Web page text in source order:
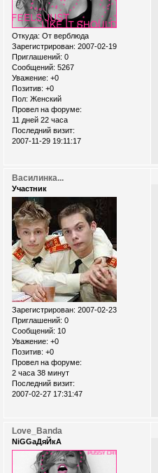
Откуда: От верблюда
Зарегистрирован: 2007-02-19
Приглашений: 0
Сообщений: 5267
Уважение: +0
Позитив: +0
Пол: Женский
Провел на форуме:
11 дней 22 часа
Последний визит:
2007-11-29 19:11:17
Василинка...
Участник
Зарегистрирован: 2007-02-23
Приглашений: 0
Сообщений: 10
Уважение: +0
Позитив: +0
Провел на форуме:
2 часа 38 минут
Последний визит:
2007-02-27 17:31:47
Love_Banda
NiGGaДяЙкА